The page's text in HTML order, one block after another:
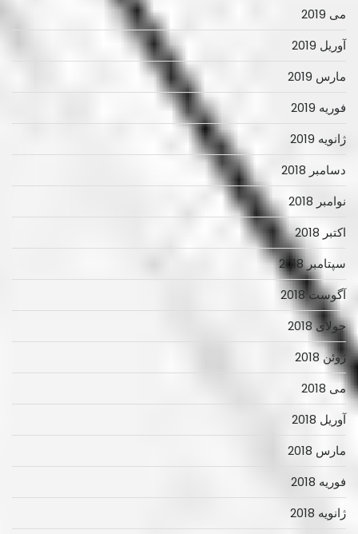
می 2019
آوریل 2019
مارس 2019
فوریه 2019
ژانویه 2019
دسامبر 2018
نوامبر 2018
اکتبر 2018
سپتامبر 2018
آگوست 2018
جولای 2018
ژوئن 2018
می 2018
آوریل 2018
مارس 2018
فوریه 2018
ژانویه 2018